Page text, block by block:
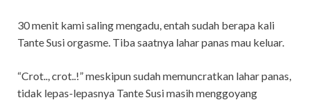
30 menit kami saling mengadu, entah sudah berapa kali
Tante Susi orgasme. Tiba saatnya lahar panas mau keluar.
“Crot.., crot..!” meskipun sudah memuncratkan lahar panas,
tidak lepas-lepasnya Tante Susi masih menggoyang